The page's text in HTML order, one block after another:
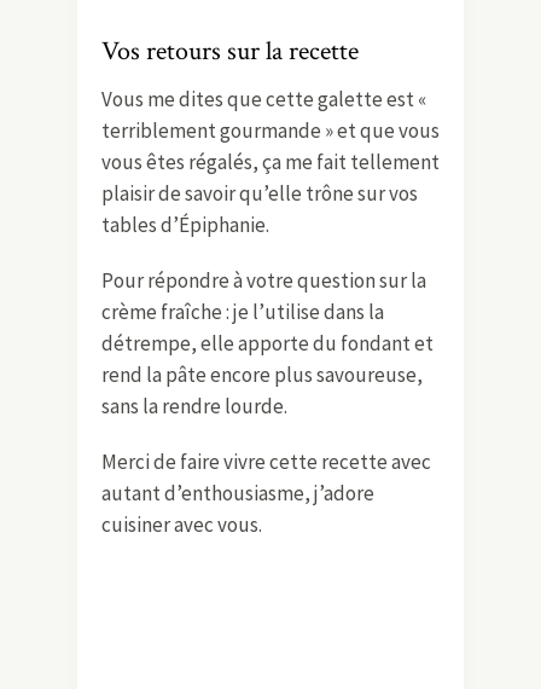
Vos retours sur la recette
Vous me dites que cette galette est «
terriblement gourmande » et que vous
vous êtes régalés, ça me fait tellement
plaisir de savoir qu’elle trône sur vos
tables d’Épiphanie.
Pour répondre à votre question sur la
crème fraîche : je l’utilise dans la
détrempe, elle apporte du fondant et
rend la pâte encore plus savoureuse,
sans la rendre lourde.
Merci de faire vivre cette recette avec
autant d’enthousiasme, j’adore
cuisiner avec vous.